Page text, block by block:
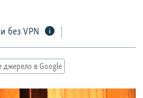
без VPN
джерело в Google